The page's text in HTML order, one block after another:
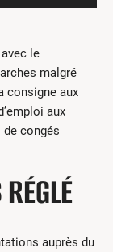
le
malgré
consigne aux
aux
congés
auprès du